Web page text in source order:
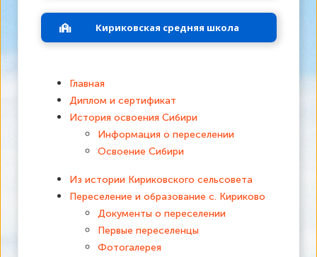
Кириковская средняя школа
Главная
Диплом и сертификат
История освоения Сибири
Информация о переселении
Освоение Сибири
Из истории Кириковского сельсовета
Переселение и образование с. Кириково
Документы о переселении
Первые переселенцы
Фотогалерея